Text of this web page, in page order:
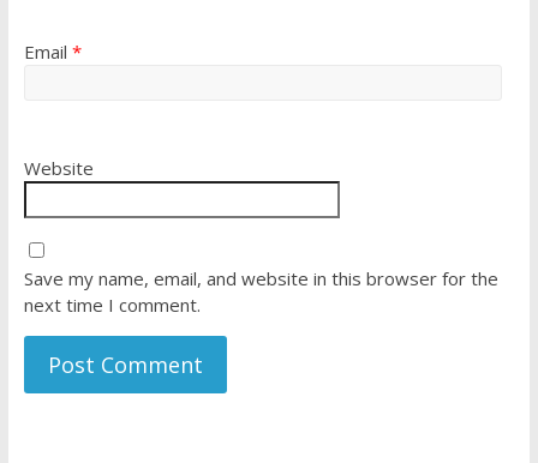
Email *
Website
Save my name, email, and website in this browser for the
next time I comment.